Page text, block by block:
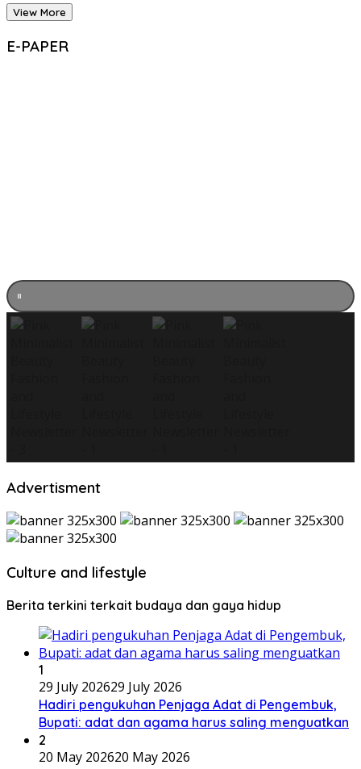
View More
E-PAPER
Advertisment
Culture and lifestyle
Berita terkini terkait budaya dan gaya hidup
1
29 July 202629 July 2026
Hadiri pengukuhan Penjaga Adat di Pengembuk,
Bupati: adat dan agama harus saling menguatkan
2
20 May 202620 May 2026